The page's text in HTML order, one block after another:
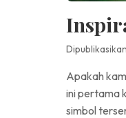
Apakah
ini pertama
simbol